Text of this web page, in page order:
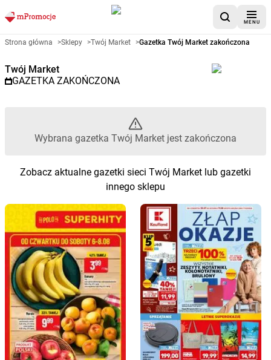
MENU
Gazetka promocyjna Twój
Strona główna >Sklepy >Twój Market >Gazetka Twój Market zakończona
Twój Market
GAZETKA ZAKOŃCZONA
Wybrana gazetka Twój Market jest zakończona
Zobacz aktualne gazetki sieci Twój Market lub gazetki
innego sklepu